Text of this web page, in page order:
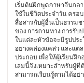
เริ่มต้นฝึกพูดภาษาจีนกล
ใช้ในชีวิตประจำวัน ครอ
สื่อสารกับผู้อื่นเป็นธรรมช
ของ การถามทาง การรับ
ในแต่ละหัวข้อจะมีรูปประ
อย่างคล่องแคล่ว และแต่
ประกอบ เพื่อให้ผู้เรียนฝึ
เล่มนี้จึงเหมาะสำหรับผู้
สามารถเรียนรู้ตามได้อย่